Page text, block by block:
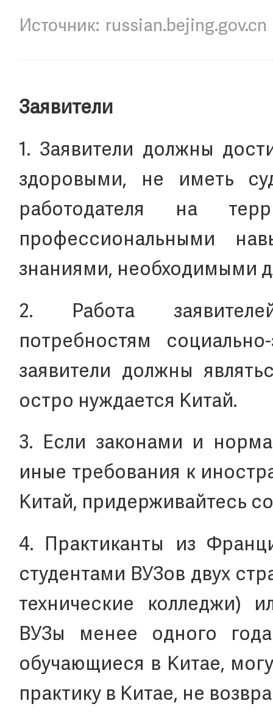
russian.bejing.gov.cn
Заявители
1. Заявители должны
здоровыми, не иметь
работодателя на
профессиональными
знаниями, необходимыми
2. Работа
потребностям
заявители должны
остро нуждается Китай.
3. Если законами и
иные требования к
Китай, придерживайтесь
4. Практиканты из
студентами ВУЗов двух
технические колледжи)
ВУЗы менее одного
обучающиеся в Китае,
практику в Китае, не